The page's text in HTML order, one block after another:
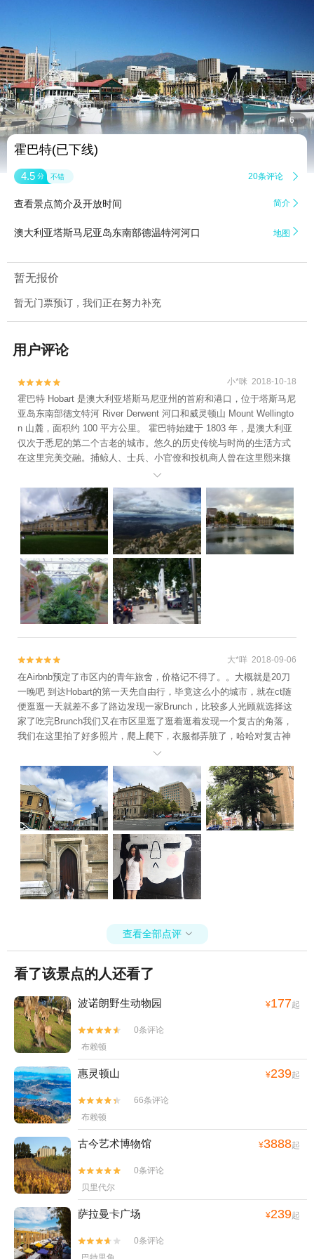
 6
霍巴特(已下线)
4.5 分 不错 20条评论 
查看景点简介及开放时间 简介 
澳大利亚塔斯马尼亚岛东南部德温特河河口 地图 
暂无报价
暂无门票预订，我们正在努力补充
用户评论

 小*咪 2018-10-18
霍巴特 Hobart 是澳大利亚塔斯马尼亚州的首府和港口，位于塔斯马尼
亚岛东南部德文特河 River Derwent 河口和威灵顿山 Mount Wellingto
n 山麓，面积约 100 平方公里。 霍巴特始建于 1803 年，是澳大利亚
仅次于悉尼的第二个古老的城市。悠久的历史传统与时尚的生活方式
在这里完美交融。捕鲸人、士兵、小官僚和投机商人曾在这里熙来攘
往，而今，这里布满了咖啡馆、饭店和音乐工作室，购物者和游客穿
梭其中。 在霍巴特，暖色的砂岩与水上鲜亮的大三角帆相映成辉，渔
民的撑船静静地停靠在码头，升降索在桅杆上发出清脆的拍打声，您
可以坐在莎拉曼卡的条状阳伞下品咖啡，欣赏霍巴特的独特风景。 图
1：州政府办公厅 - 议会大厦 Parliament House； 图2：威灵顿山地处
澳大利亚塔斯马尼亚霍巴特市区西面-海拔 1271 米（4170 英尺）-是
澳洲真正 “一览众山小” 的南天第一峰； 图3：宪法码头桥 Constitutio
n Dock Bridge 拍摄的塔斯马尼亚博物馆与美术馆 ； 图4：塔斯马尼
亚皇家植物园温室； 图5：议会大厦东南侧的塔斯曼纪念碑 Tasman
Memorial； 图6：卡斯卡德啤酒厂是澳大利亚最古老的仍在经营的酿
酒厂； 图7：亚历山德拉炮台公园 - 左前方可见塔斯曼大桥； 图8：澳
洲第一家赌场，昔日的老建筑已被现代的圆柱形酒店所取代，赌场就
the Southland 雕塑 - 斯蒂芬 · 沃克 Stephen Walker 创作于 1979
年； 图10：霍巴特监狱教堂历史遗址 Penitentiary Chapel Historic Sit
e。


 大*咩 2018-09-06
在Airbnb预定了市区内的青年旅舍，价格记不得了。。大概就是20刀
一晚吧 到达Hobart的第一天先自由行，毕竟这么小的城市，就在ct随
便逛逛一天就差不多了路边发现一家Brunch，比较多人光顾就选择这
家了吃完Brunch我们又在市区里逛了逛着逛着发现一个复古的角落，
我们在这里拍了好多照片，爬上爬下，衣服都弄脏了，哈哈对复古神
秘的地方特别喜欢到了快傍晚时分，我们在海港附近一条酒吧街选了
一家叫The Den的Bar吃晚饭～因为晚上冷，我们就选择坐室内2楼点
了小吃和一瓶酒，喝了酒的我们畅谈好几个小时，聊人生，聊过去，
聊男人，聊理想，无所不聊哈哈哈。回想起来，我真的很感谢有这么
一段时光，可以什么都不用想，跟闺蜜想说什么就说什么，想做什么
就做什么，我们对未来充满幻想想起来我们胆子也是肥啊，两个喝完
酒的女生大半夜走路回旅馆，中途还去超市买了第二天的早餐。。我
们是对这个世界有多信任！！

查看全部点评 
看了该景点的人还看了
波诺朗野生动物园 ¥177起


0条评论
布赖顿
惠灵顿山 ¥239起


66条评论
布赖顿
古今艺术博物馆 ¥3888起


0条评论
贝里代尔
萨拉曼卡广场 ¥239起


0条评论